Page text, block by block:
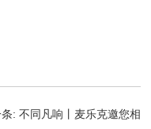
: 不同凡响丨麦乐克邀您相